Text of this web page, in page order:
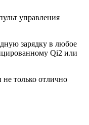
управления
зарядку в любое
Qi2 или
только отлично